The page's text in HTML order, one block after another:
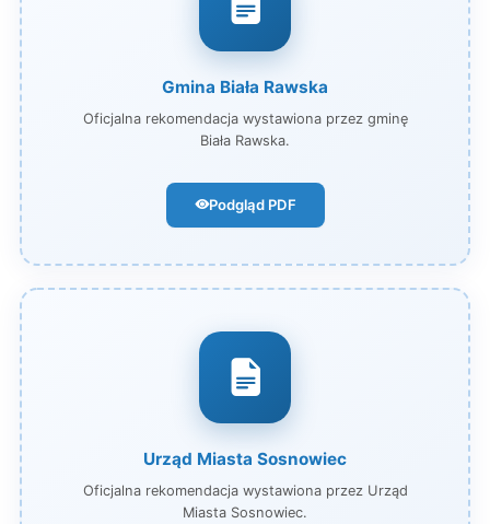
Gmina Biała Rawska
Oficjalna rekomendacja wystawiona przez gminę
Biała Rawska.
Podgląd PDF
Urząd Miasta Sosnowiec
Oficjalna rekomendacja wystawiona przez Urząd
Miasta Sosnowiec.